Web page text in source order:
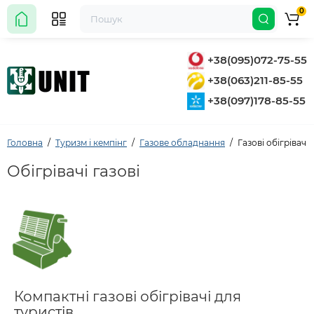
+38(095)072-75-55
+38(063)211-85-55
+38(097)178-85-55
0
Головна Туризм і кемпінг Газове обладнання Газові обігрівачі
Обігрівачі газові
Компактні газові обігрівачі для